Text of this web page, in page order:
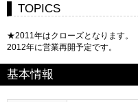
TOPICS
★2011年はクローズとなります。
2012年に営業再開予定です。
基本情報